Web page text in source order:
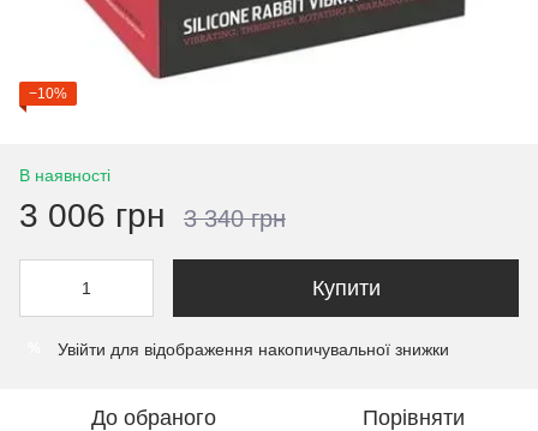
−10%
В наявності
3 006 грн 3 340 грн
Купити
Увійти для відображення накопичувальної знижки
До обраного Порівняти